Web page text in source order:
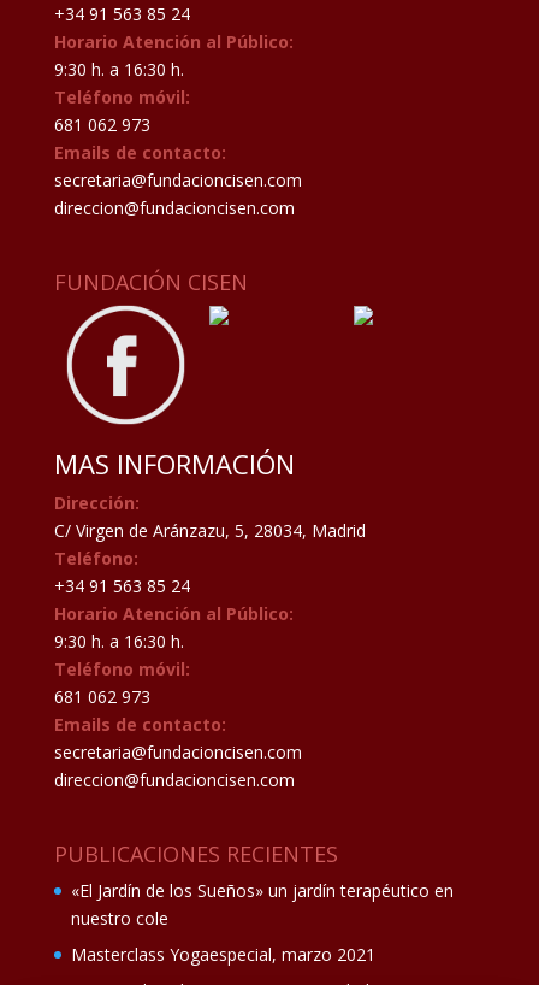
+34 91 563 85 24
Horario Atención al Público:
9:30 h. a 16:30 h.
Teléfono móvil:
681 062 973
Emails de contacto:
secretaria@fundacioncisen.com
direccion@fundacioncisen.com
FUNDACIÓN CISEN
MAS INFORMACIÓN
Dirección:
C/ Virgen de Aránzazu, 5, 28034, Madrid
Teléfono:
+34 91 563 85 24
Horario Atención al Público:
9:30 h. a 16:30 h.
Teléfono móvil:
681 062 973
Emails de contacto:
secretaria@fundacioncisen.com
direccion@fundacioncisen.com
PUBLICACIONES RECIENTES
«El Jardín de los Sueños» un jardín terapéutico en
nuestro cole
Masterclass Yogaespecial, marzo 2021